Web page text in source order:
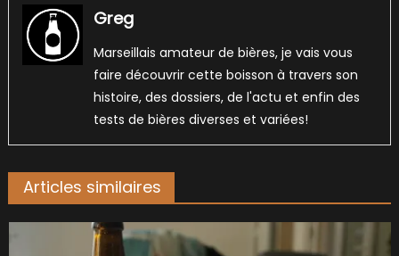
Greg
Marseillais amateur de bières, je vais vous
faire découvrir cette boisson à travers son
histoire, des dossiers, de l'actu et enfin des
tests de bières diverses et variées!
Articles similaires